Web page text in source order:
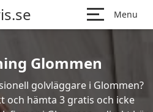
Menu
Glommen
golvläggare i Glommen?
och hämta 3 gratis och icke